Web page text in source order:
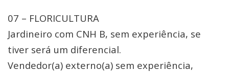
07 – FLORICULTURA
Jardineiro com CNH B, sem experiência, se
tiver será um diferencial.
Vendedor(a) externo(a) sem experiência,